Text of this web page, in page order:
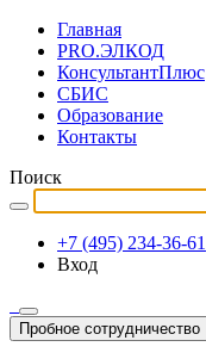
Главная
PRO.ЭЛКОД
КонсультантПлюс
СБИС
Образование
Контакты
Поиск
+7 (495) 234-36-61
Вход
Пробное сотрудничество